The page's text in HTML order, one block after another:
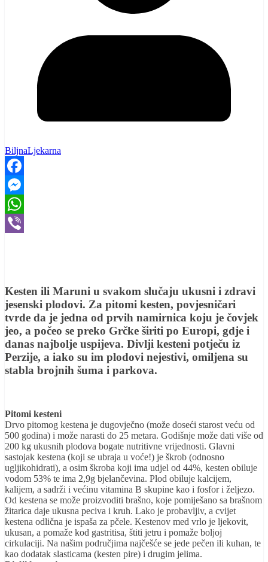
BiljnaLjekarna
Facebook
Messenger
WhatsApp
Kesten ili Maruni u svakom slučaju ukusni i zdravi
jesenski plodovi. Za pitomi kesten, povjesničari
tvrde da je jedna od prvih namirnica koju je čovjek
jeo, a počeo se preko Grčke širiti po Europi, gdje i
danas najbolje uspijeva. Divlji kesteni potječu iz
Perzije, a iako su im plodovi nejestivi, omiljena su
stabla brojnih šuma i parkova.
Pitomi kesteni
Drvo pitomog kestena je dugovječno (može doseći starost veću od
500 godina) i može narasti do 25 metara. Godišnje može dati više od
200 kg ukusnih plodova bogate nutritivne vrijednosti. Glavni
sastojak kestena (koji se ubraja u voće!) je škrob (odnosno
ugljikohidrati), a osim škroba koji ima udjel od 44%, kesten obiluje
vodom 53% te ima 2,9g bjelančevina. Plod obiluje kalcijem,
kalijem, a sadrži i većinu vitamina B skupine kao i fosfor i željezo.
Od kestena se može proizvoditi brašno, koje pomiješano sa brašnom
žitarica daje ukusna peciva i kruh. Lako je probavljiv, a cvijet
kestena odlična je ispaša za pčele. Kestenov med vrlo je ljekovit,
ukusan, a pomaže kod gastritisa, štiti jetru i pomaže boljoj
cirkulaciji. Na našim područjima najčešće se jede pečen ili kuhan, te
kao dodatak slasticama (kesten pire) i drugim jelima.